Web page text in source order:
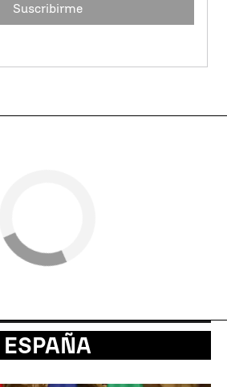
Suscribirme
ESPAÑA